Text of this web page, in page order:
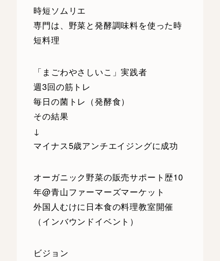
時短ソムリエ
専門は、野菜と発酵調味料を使った時
短料理
「まごわやさしいこ」実践者
週3回の筋トレ
毎日の菌トレ（発酵食）
その結果
↓
マイナス5歳アンチエイジングに成功
オーガニック野菜の販売サポート歴10
年@青山ファーマーズマーケット
外国人むけに日本食の料理教室開催
（インバウンドイベント）
ビジョン